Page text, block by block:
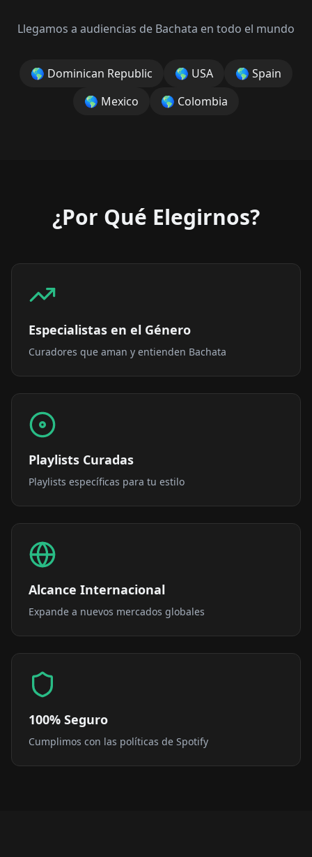
Llegamos a audiencias de Bachata en todo el mundo
🌎 Dominican Republic 🌎 USA 🌎 Spain
🌎 Mexico 🌎 Colombia
¿Por Qué Elegirnos?
Especialistas en el Género
Curadores que aman y entienden Bachata
Playlists Curadas
Playlists específicas para tu estilo
Alcance Internacional
Expande a nuevos mercados globales
100% Seguro
Cumplimos con las políticas de Spotify